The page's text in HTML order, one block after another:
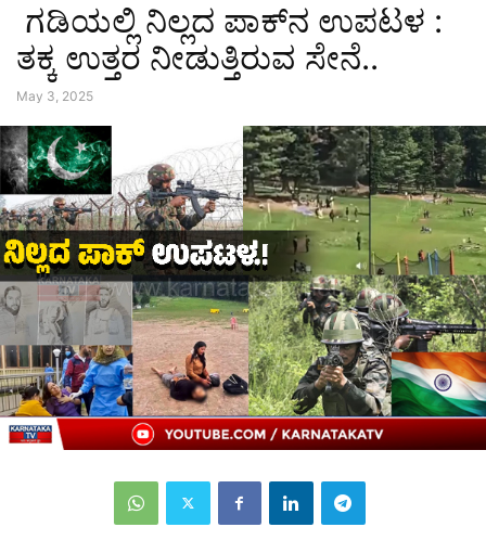
ಗಡಿಯಲ್ಲಿ ನಿಲ್ಲದ ಪಾಕ್‌ನ ಉಪಟಳ :
ತಕ್ಕ ಉತ್ತರ ನೀಡುತ್ತಿರುವ ಸೇನೆ..
May 3, 2025